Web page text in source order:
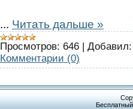
... Читать дальше »
Просмотров: 646 | Добавил:
Комментарии (0)